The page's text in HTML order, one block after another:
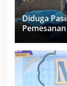
Diduga